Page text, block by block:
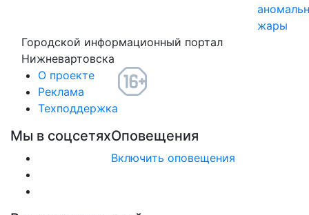
жары
Городской информационный портал
Нижневартовска
О проекте
Реклама
Техподдержка
Мы в соцсетяхОповещения
Включить оповещения